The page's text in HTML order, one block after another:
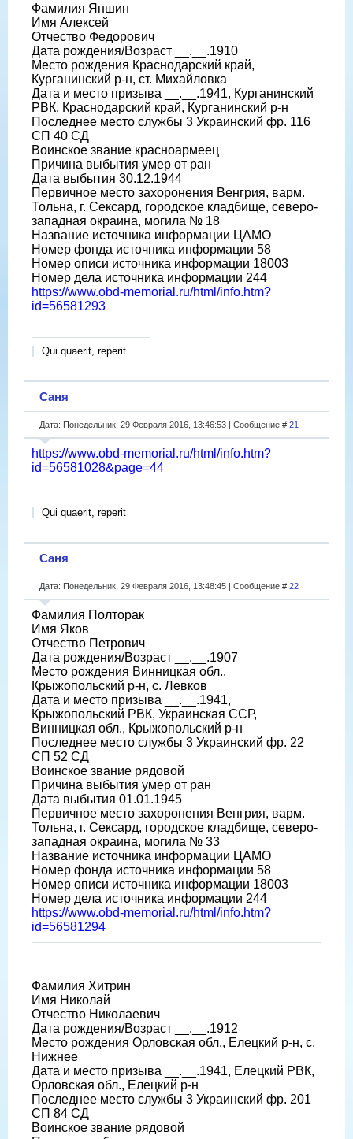
Фамилия Яншин
Имя Алексей
Отчество Федорович
Дата рождения/Возраст __.__.1910
Место рождения Краснодарский край,
Курганинский р-н, ст. Михайловка
Дата и место призыва __.__.1941, Курганинский
РВК, Краснодарский край, Курганинский р-н
Последнее место службы 3 Украинский фр. 116
СП 40 СД
Воинское звание красноармеец
Причина выбытия умер от ран
Дата выбытия 30.12.1944
Первичное место захоронения Венгрия, варм.
Тольна, г. Сексард, городское кладбище, северо-
западная окраина, могила № 18
Название источника информации ЦАМО
Номер фонда источника информации 58
Номер описи источника информации 18003
Номер дела источника информации 244
https://www.obd-memorial.ru/html/info.htm?
id=56581293
Qui quaerit, reperit
Саня
Дата: Понедельник, 29 Февраля 2016, 13:46:53 | Сообщение # 21
https://www.obd-memorial.ru/html/info.htm?
id=56581028&page=44
Qui quaerit, reperit
Саня
Дата: Понедельник, 29 Февраля 2016, 13:48:45 | Сообщение # 22
Фамилия Полторак
Имя Яков
Отчество Петрович
Дата рождения/Возраст __.__.1907
Место рождения Винницкая обл.,
Крыжопольский р-н, с. Левков
Дата и место призыва __.__.1941,
Крыжопольский РВК, Украинская ССР,
Винницкая обл., Крыжопольский р-н
Последнее место службы 3 Украинский фр. 22
СП 52 СД
Воинское звание рядовой
Причина выбытия умер от ран
Дата выбытия 01.01.1945
Первичное место захоронения Венгрия, варм.
Тольна, г. Сексард, городское кладбище, северо-
западная окраина, могила № 33
Название источника информации ЦАМО
Номер фонда источника информации 58
Номер описи источника информации 18003
Номер дела источника информации 244
https://www.obd-memorial.ru/html/info.htm?
id=56581294
Фамилия Хитрин
Имя Николай
Отчество Николаевич
Дата рождения/Возраст __.__.1912
Место рождения Орловская обл., Елецкий р-н, с.
Нижнее
Дата и место призыва __.__.1941, Елецкий РВК,
Орловская обл., Елецкий р-н
Последнее место службы 3 Украинский фр. 201
СП 84 СД
Воинское звание рядовой